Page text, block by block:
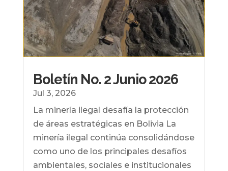
Boletín No. 2 Junio 2026
Jul 3, 2026
La minería ilegal desafía la protección
de áreas estratégicas en Bolivia La
minería ilegal continúa consolidándose
como uno de los principales desafíos
ambientales, sociales e institucionales